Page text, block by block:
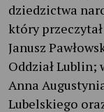
dziedzictwa
który
Janusz
Oddział Lublin;
Anna
Lubelskiego